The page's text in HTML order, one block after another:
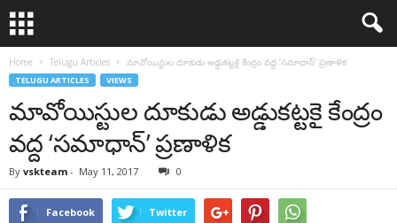
Home Telugu Articles మావోయిస్టుల దూకుడు అడ్డుకట్టకై కేంద్రం వద్ద ‘సమాధాన్’ ప్రణాళిక
TELUGU ARTICLES VIEWS
మావోయిస్టుల దూకుడు అడ్డుకట్టకై కేంద్రం
వద్ద ‘సమాధాన్’ ప్రణాళిక
By vskteam - May 11, 2017 0
Facebook Twitter